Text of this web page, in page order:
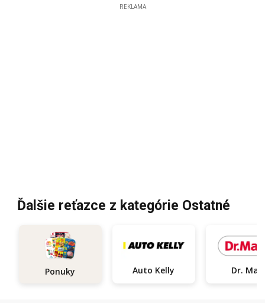
REKLAMA
Ďalšie reťazce z kategórie Ostatné
Ponuky Auto Kelly Dr. Max